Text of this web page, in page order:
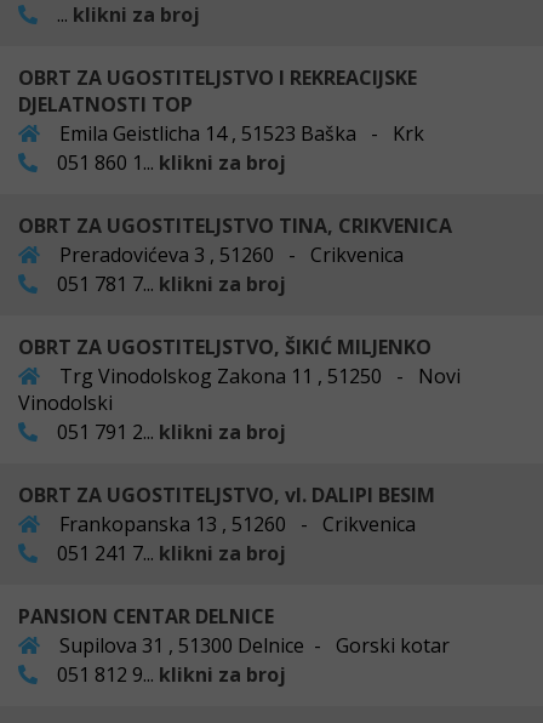
... klikni za broj
OBRT ZA UGOSTITELJSTVO I REKREACIJSKE
DJELATNOSTI TOP
Emila Geistlicha 14 , 51523 Baška - Krk
051 860 1... klikni za broj
OBRT ZA UGOSTITELJSTVO TINA, CRIKVENICA
Preradovićeva 3 , 51260 - Crikvenica
051 781 7... klikni za broj
OBRT ZA UGOSTITELJSTVO, ŠIKIĆ MILJENKO
Trg Vinodolskog Zakona 11 , 51250 - Novi
Vinodolski
051 791 2... klikni za broj
OBRT ZA UGOSTITELJSTVO, vl. DALIPI BESIM
Frankopanska 13 , 51260 - Crikvenica
051 241 7... klikni za broj
PANSION CENTAR DELNICE
Supilova 31 , 51300 Delnice - Gorski kotar
051 812 9... klikni za broj